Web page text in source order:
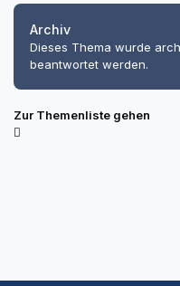
Archiv
Dieses Thema wurde
beantwortet werden.
Zur Themenliste gehen